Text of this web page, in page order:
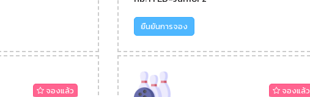
ยืนยันการจอง
จองแล้ว จองแล้ว